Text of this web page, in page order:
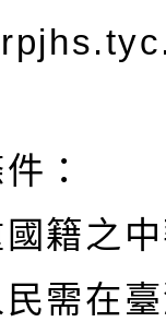
：
國籍之
需在